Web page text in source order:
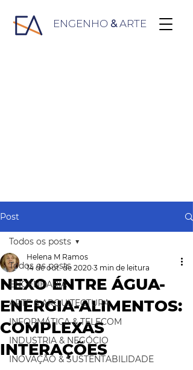
ENGENHO &ARTE
Post
Todos os posts
ENGENHARIA
ARTE & ARQUITECTURA
INFORMÁTICA & TELECOM
INDUSTRIA & NEGÓCIO
INOVAÇÃO & SUSTENTABILIDADE
Todos os posts
NEXO ENTRE ÁGUA-
ENERGIA-ALIMENTOS:
COMPLEXAS
INTERAÇÕES
Helena M Ramos
14 de out. de 2020 3 min de leitura